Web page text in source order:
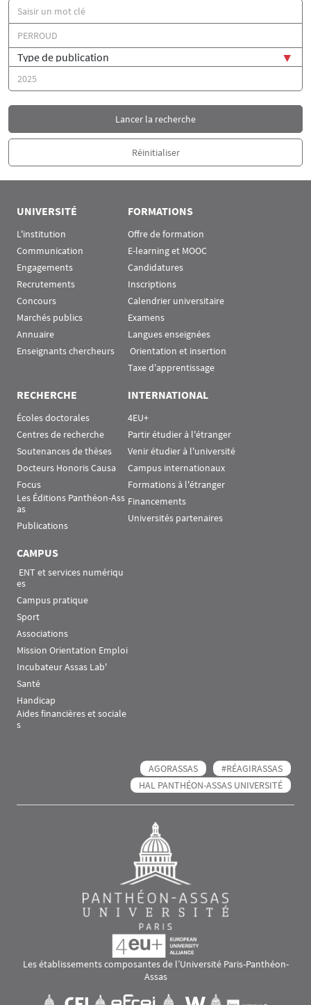
UNIVERSITÉ
L'institution
Communication
Engagements
Recrutements
Concours
Marchés publics
Annuaire
Enseignants chercheurs
FORMATIONS
Offre de formation
E-learning et MOOC
Candidatures
Inscriptions
Calendrier universitaire
Examens
Langues enseignées
Orientation et insertion
Taxe d'apprentissage
RECHERCHE
Écoles doctorales
Centres de recherche
Soutenances de thèses
Docteurs Honoris Causa
Focus
Les Éditions Panthéon-Ass
as
Publications
INTERNATIONAL
4EU+
Partir étudier à l'étranger
Venir étudier à l'université
Campus internationaux
Formations à l'étranger
Financements
Universités partenaires
CAMPUS
es
Campus pratique
Sport
Associations
Mission Orientation Emploi
Incubateur Assas Lab'
Santé
Handicap
Aides financières et sociale
s
AGORASSAS
#RÉAGIRASSAS
HAL PANTHÉON-ASSAS UNIVERSITÉ
Les établissements composantes de l’Université Paris-Panthéon-
Assas
Visuel svgVisuel svg Visuel svgVisuel svg